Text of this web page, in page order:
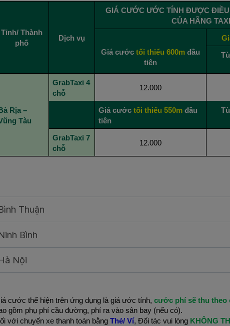
Tỉnh/ Thành
phố
Dịch vụ
GIÁ CƯỚC ƯỚC TÍNH ĐƯỢC
CỦA HÃNG
Giá cước tối thiểu 600m đầu
tiên
Rịa –
Tàu
GrabTaxi 4
chỗ
12.000
Giá cước tối thiểu 550mđầu
tiên
GrabTaxi 7
chỗ
12.000
Thuận
Bình
Nội
cước thể hiện trên ứng dụng là giá ước tính, cước phí sẽ thu theo
gồm phụ phí cầu đường, phí ra vào sân bay (nếu có).
với chuyến xe thanh toán bằng Thẻ/ Ví, Đối tác vui lòng KHÔNG